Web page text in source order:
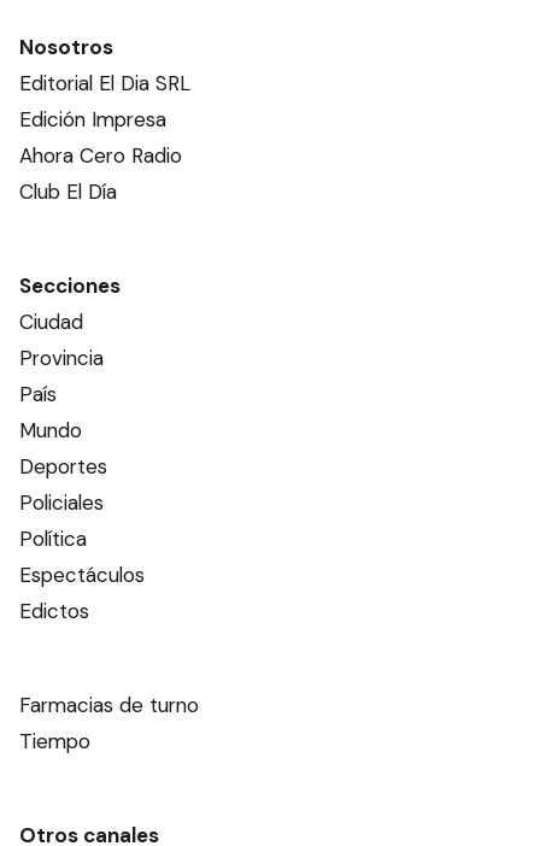
Nosotros
Editorial El Dia SRL
Edición Impresa
Ahora Cero Radio
Club El Día
Secciones
Ciudad
Provincia
País
Mundo
Deportes
Policiales
Política
Espectáculos
Edictos
Farmacias de turno
Tiempo
Otros canales